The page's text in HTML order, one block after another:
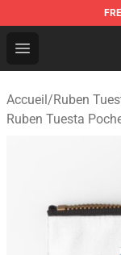
Open menu
Ruben
Accueil/Ruben
Ruben Tuesta